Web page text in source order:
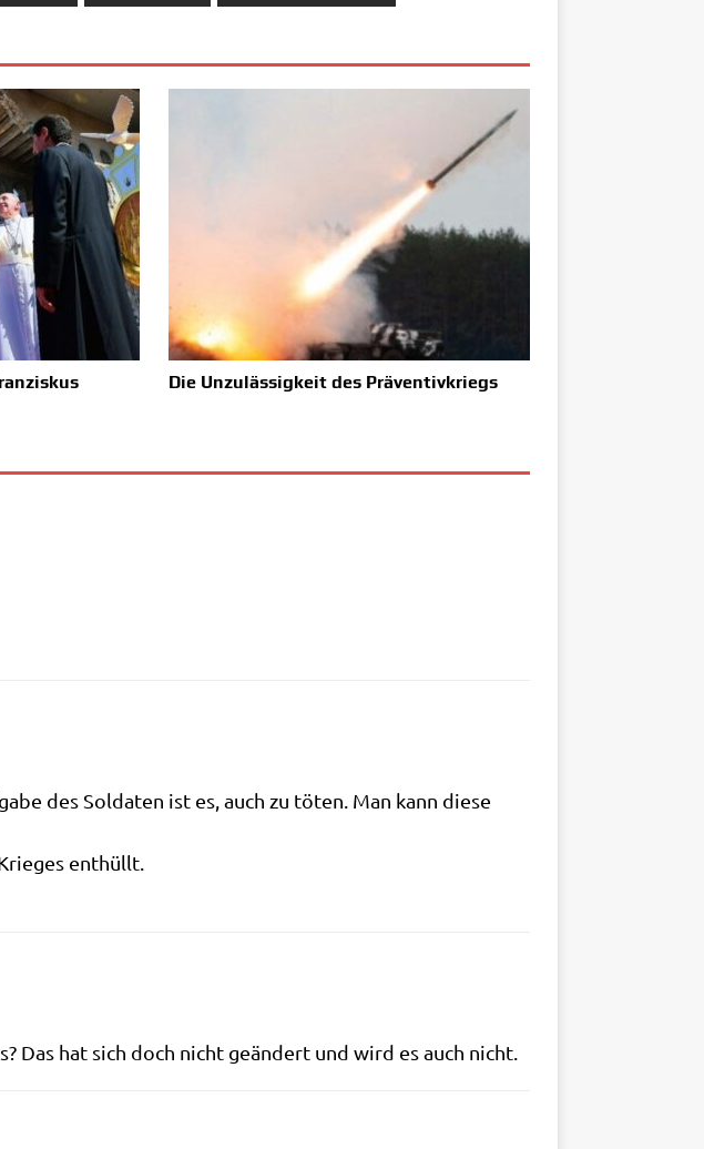
Die Unzulässigkeit des Präventivkriegs
des Sol­da­ten ist es, auch zu töten. Man kann die­se
enthüllt.
Das hat sich doch nicht geän­dert und wird es auch nicht.